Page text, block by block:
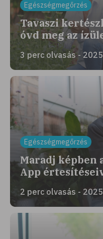
Egészségmegőrzés
Tavaszi
óvd meg az
3 perc olvasás -
Egészségmegőrzés
Maradj képben
App
2 perc olvasás -